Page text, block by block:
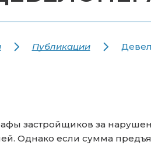
Публикации
застройщиков за
Однако если сумма